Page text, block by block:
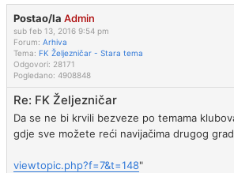
Postao/la Admin
sub feb 13, 2016 9:54 pm
Forum: Arhiva
Tema: FK Željezničar - Stara tema
Odgovori: 28171
Pogledano: 4908848
Re: FK Željezničar
Da se ne bi krvili bezveze po temama
gdje sve možete reći navijačima drugog
viewtopic.php?f=7&t=148"